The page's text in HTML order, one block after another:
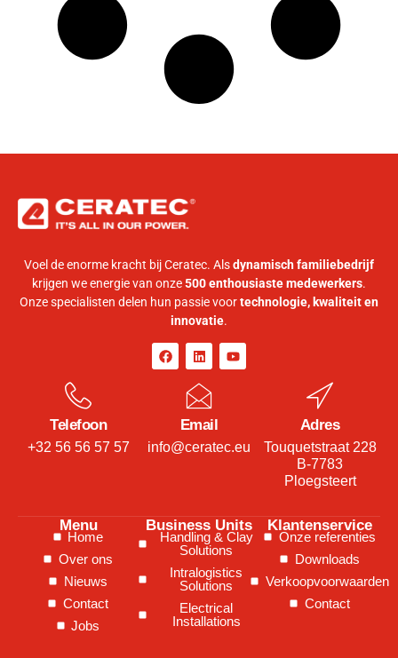
Voel de enorme kracht bij Ceratec. Alsdynamisch familiebedrijf
krijgen we energie van onze500 enthousiaste medewerkers.
Onze specialisten delen hun passie voortechnologie, kwaliteit en
innovatie.
Telefoon
+32 56 56 57 57
Email
info@ceratec.eu
Adres
Touquetstraat 228
B-7783
Ploegsteert
Menu
Home
Over ons
Nieuws
Contact
Jobs
Business Units
Handling & Clay
Solutions
Intralogistics
Solutions
Electrical
Installations
Klantenservice
Onze referenties
Downloads
Verkoopvoorwaarden
Contact